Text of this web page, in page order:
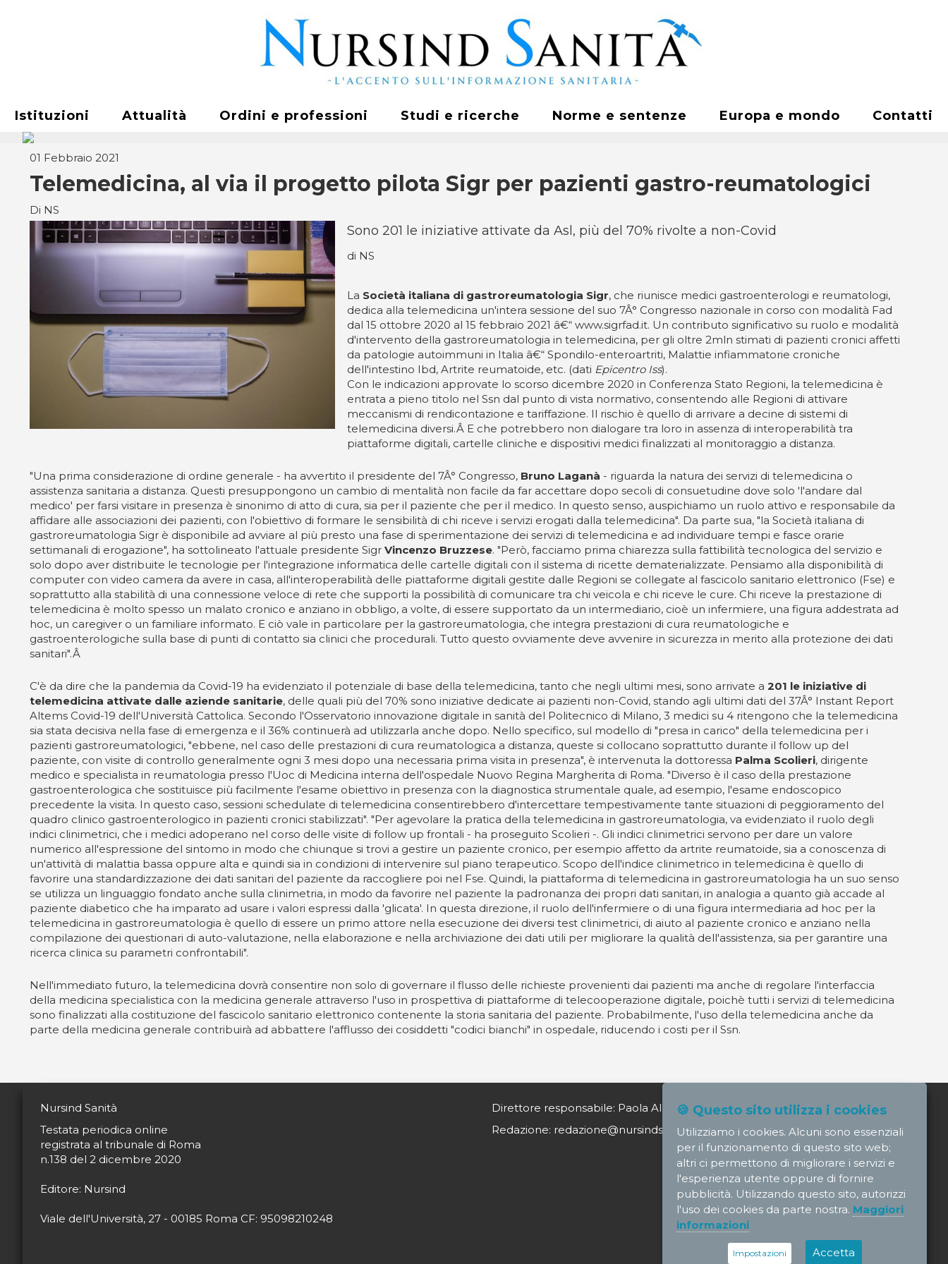
Istituzioni Attualità Ordini e professioni Studi e ricerche Norme e sentenze Europa e mondo Contatti
01 Febbraio 2021
Telemedicina, al via il progetto pilota Sigr per pazienti gastro-reumatologici
Di NS
Sono 201 le iniziative attivate da Asl, più del 70% rivolte a non-Covid
di NS
La Società italiana di gastroreumatologia Sigr, che riunisce medici gastroenterologi e reumatologi,
dedica alla telemedicina un'intera sessione del suo 7Â° Congresso nazionale in corso con modalità Fad
dal 15 ottobre 2020 al 15 febbraio 2021 â€“ www.sigrfad.it. Un contributo significativo su ruolo e modalità
d'intervento della gastroreumatologia in telemedicina, per gli oltre 2mln stimati di pazienti cronici affetti
da patologie autoimmuni in Italia â€“ Spondilo-enteroartriti, Malattie infiammatorie croniche
dell'intestino Ibd, Artrite reumatoide, etc. (dati Epicentro Iss).
Con le indicazioni approvate lo scorso dicembre 2020 in Conferenza Stato Regioni, la telemedicina è
entrata a pieno titolo nel Ssn dal punto di vista normativo, consentendo alle Regioni di attivare
meccanismi di rendicontazione e tariffazione. Il rischio è quello di arrivare a decine di sistemi di
telemedicina diversi.Â E che potrebbero non dialogare tra loro in assenza di interoperabilità tra
piattaforme digitali, cartelle cliniche e dispositivi medici finalizzati al monitoraggio a distanza.
"Una prima considerazione di ordine generale - ha avvertito il presidente del 7Â° Congresso, Bruno Laganà - riguarda la natura dei servizi di telemedicina o
assistenza sanitaria a distanza. Questi presuppongono un cambio di mentalità non facile da far accettare dopo secoli di consuetudine dove solo 'l'andare dal
medico' per farsi visitare in presenza è sinonimo di atto di cura, sia per il paziente che per il medico. In questo senso, auspichiamo un ruolo attivo e responsabile da
affidare alle associazioni dei pazienti, con l'obiettivo di formare le sensibilità di chi riceve i servizi erogati dalla telemedicina". Da parte sua, "la Società italiana di
gastroreumatologia Sigr è disponibile ad avviare al più presto una fase di sperimentazione dei servizi di telemedicina e ad individuare tempi e fasce orarie
settimanali di erogazione", ha sottolineato l'attuale presidente Sigr Vincenzo Bruzzese. "Però, facciamo prima chiarezza sulla fattibilità tecnologica del servizio e
solo dopo aver distribuite le tecnologie per l'integrazione informatica delle cartelle digitali con il sistema di ricette dematerializzate. Pensiamo alla disponibilità di
computer con video camera da avere in casa, all'interoperabilità delle piattaforme digitali gestite dalle Regioni se collegate al fascicolo sanitario elettronico (Fse) e
soprattutto alla stabilità di una connessione veloce di rete che supporti la possibilità di comunicare tra chi veicola e chi riceve le cure. Chi riceve la prestazione di
telemedicina è molto spesso un malato cronico e anziano in obbligo, a volte, di essere supportato da un intermediario, cioè un infermiere, una figura addestrata ad
hoc, un caregiver o un familiare informato. E ciò vale in particolare per la gastroreumatologia, che integra prestazioni di cura reumatologiche e
gastroenterologiche sulla base di punti di contatto sia clinici che procedurali. Tutto questo ovviamente deve avvenire in sicurezza in merito alla protezione dei dati
sanitari".Â
C'è da dire che la pandemia da Covid-19 ha evidenziato il potenziale di base della telemedicina, tanto che negli ultimi mesi, sono arrivate a 201 le iniziative di
telemedicina attivate dalle aziende sanitarie, delle quali più del 70% sono iniziative dedicate ai pazienti non-Covid, stando agli ultimi dati del 37Â° Instant Report
Altems Covid-19 dell'Università Cattolica. Secondo l'Osservatorio innovazione digitale in sanità del Politecnico di Milano, 3 medici su 4 ritengono che la telemedicina
sia stata decisiva nella fase di emergenza e il 36% continuerà ad utilizzarla anche dopo. Nello specifico, sul modello di "presa in carico" della telemedicina per i
pazienti gastroreumatologici, "ebbene, nel caso delle prestazioni di cura reumatologica a distanza, queste si collocano soprattutto durante il follow up del
paziente, con visite di controllo generalmente ogni 3 mesi dopo una necessaria prima visita in presenza", è intervenuta la dottoressa Palma Scolieri, dirigente
medico e specialista in reumatologia presso l'Uoc di Medicina interna dell'ospedale Nuovo Regina Margherita di Roma. "Diverso è il caso della prestazione
gastroenterologica che sostituisce più facilmente l'esame obiettivo in presenza con la diagnostica strumentale quale, ad esempio, l'esame endoscopico
precedente la visita. In questo caso, sessioni schedulate di telemedicina consentirebbero d'intercettare tempestivamente tante situazioni di peggioramento del
quadro clinico gastroenterologico in pazienti cronici stabilizzati". "Per agevolare la pratica della telemedicina in gastroreumatologia, va evidenziato il ruolo degli
indici clinimetrici, che i medici adoperano nel corso delle visite di follow up frontali - ha proseguito Scolieri -. Gli indici clinimetrici servono per dare un valore
numerico all'espressione del sintomo in modo che chiunque si trovi a gestire un paziente cronico, per esempio affetto da artrite reumatoide, sia a conoscenza di
un'attività di malattia bassa oppure alta e quindi sia in condizioni di intervenire sul piano terapeutico. Scopo dell'indice clinimetrico in telemedicina è quello di
favorire una standardizzazione dei dati sanitari del paziente da raccogliere poi nel Fse. Quindi, la piattaforma di telemedicina in gastroreumatologia ha un suo senso
se utilizza un linguaggio fondato anche sulla clinimetria, in modo da favorire nel paziente la padronanza dei propri dati sanitari, in analogia a quanto già accade al
paziente diabetico che ha imparato ad usare i valori espressi dalla 'glicata'. In questa direzione, il ruolo dell'infermiere o di una figura intermediaria ad hoc per la
telemedicina in gastroreumatologia è quello di essere un primo attore nella esecuzione dei diversi test clinimetrici, di aiuto al paziente cronico e anziano nella
compilazione dei questionari di auto-valutazione, nella elaborazione e nella archiviazione dei dati utili per migliorare la qualità dell'assistenza, sia per garantire una
ricerca clinica su parametri confrontabili".
Nell'immediato futuro, la telemedicina dovrà consentire non solo di governare il flusso delle richieste provenienti dai pazienti ma anche di regolare l'interfaccia
della medicina specialistica con la medicina generale attraverso l'uso in prospettiva di piattaforme di telecooperazione digitale, poichè tutti i servizi di telemedicina
sono finalizzati alla costituzione del fascicolo sanitario elettronico contenente la storia sanitaria del paziente. Probabilmente, l'uso della telemedicina anche da
parte della medicina generale contribuirà ad abbattere l'afflusso dei cosiddetti "codici bianchi" in ospedale, riducendo i costi per il Ssn.
Nursind Sanità
Testata periodica online
registrata al tribunale di Roma
n.138 del 2 dicembre 2020
Editore: Nursind
Viale dell'Università, 27 - 00185 Roma CF: 95098210248
Direttore responsabile: Paola Alagia direttore@nursindsanita.it
Redazione: redazione@nursindsanita.it
🍪 Questo sito utilizza i cookies
Utilizziamo i cookies. Alcuni sono essenziali
per il funzionamento di questo sito web;
altri ci permettono di migliorare i servizi e
l'esperienza utente oppure di fornire
pubblicità. Utilizzando questo sito, autorizzi
l'uso dei cookies da parte nostra. Maggiori
informazioni
Impostazioni Accetta